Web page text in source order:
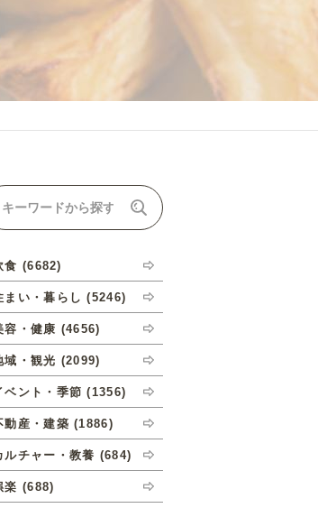
ついて
食 (6682)
まい・暮らし (5246)
容・健康 (4656)
域・観光 (2099)
ベント・季節 (1356)
動産・建築 (1886)
ルチャー・教養 (684)
楽 (688)